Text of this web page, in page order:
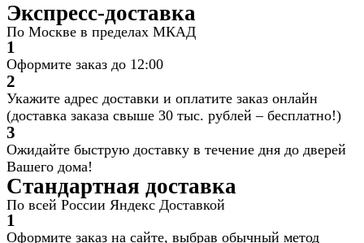
Экспресс-доставка
По Москве в пределах МКАД
1
Оформите заказ до 12:00
2
Укажите адрес доставки и оплатите заказ онлайн
(доставка заказа свыше 30 тыс. рублей – бесплатно!)
3
Ожидайте быструю доставку в течение дня до дверей
Вашего дома!
Стандартная доставка
По всей России Яндекс Доставкой
1
Оформите заказ на сайте, выбрав обычный метод